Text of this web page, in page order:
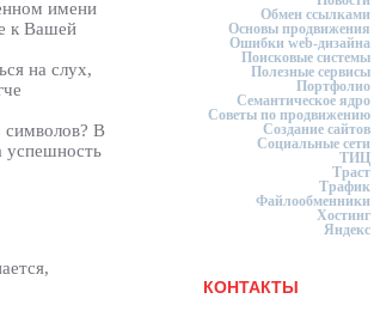
имени
к Вашей
на слух,
символов? В
успешность
Обмен ссылками
Основы продвижения
Ошибки web-дизайна
Поисковые системы
Полезные сервисы
Портфолио
Семантическое ядро
Советы по продвижению
Создание сайтов
Социальные сети
ТИЦ
Траст
Трафик
Файлообменники
Хостинг
Яндекс
КОНТАКТЫ